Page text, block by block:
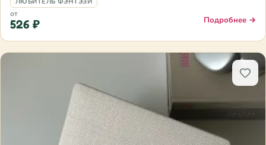
от
526 ₽ Подробнее →